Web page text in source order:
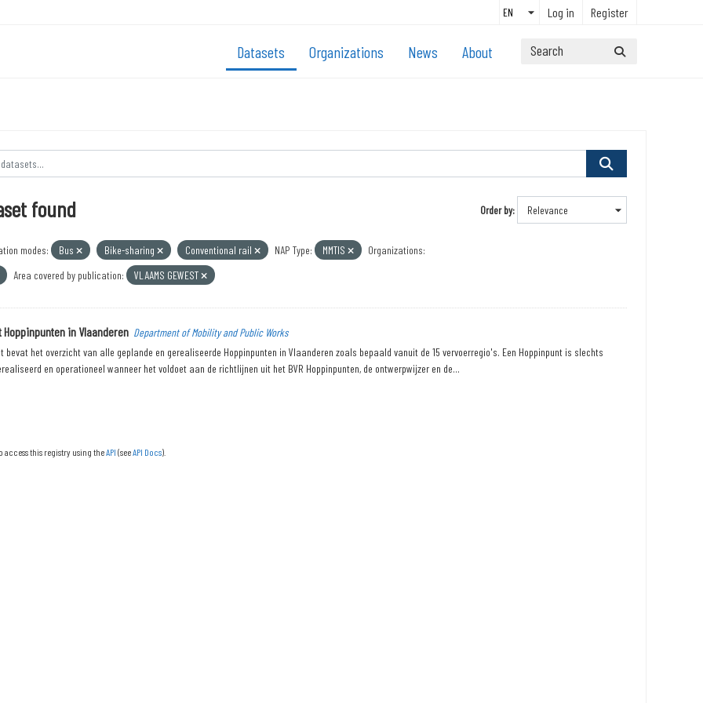
Log in Register
Datasets Organizations News About
Order by
found
modes: Bus Bike-sharing Conventional rail NAP Type: MMTIS
Organizations:
Area covered by publication: VLAAMS GEWEST
Hoppinpunten in Vlaanderen Department of Mobility and Public Works
bevat het overzicht van alle geplande en gerealiseerde Hoppinpunten in Vlaanderen zoals bepaald vanuit de 15 vervoerregio's. Een Hoppinpunt is slechts
en operationeel wanneer het voldoet aan de richtlijnen uit het BVR Hoppinpunten, de ontwerpwijzer en de...
access this registry using theAPI (seeAPI Docs).